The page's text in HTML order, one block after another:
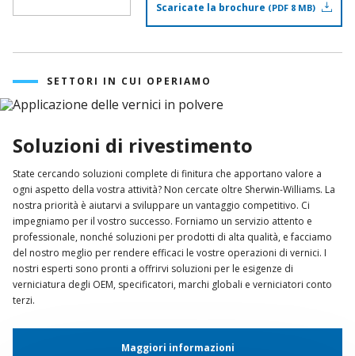
Scaricate la brochure PDF 8 MB
SETTORI IN CUI OPERIAMO
Soluzioni di rivestimento
State cercando soluzioni complete di finitura che apportano valore a
ogni aspetto della vostra attività? Non cercate oltre Sherwin-Williams. La
nostra priorità è aiutarvi a sviluppare un vantaggio competitivo. Ci
impegniamo per il vostro successo. Forniamo un servizio attento e
professionale, nonché soluzioni per prodotti di alta qualità, e facciamo
del nostro meglio per rendere efficaci le vostre operazioni di vernici. I
nostri esperti sono pronti a offrirvi soluzioni per le esigenze di
verniciatura degli OEM, specificatori, marchi globali e verniciatori conto
terzi.
Maggiori informazioni